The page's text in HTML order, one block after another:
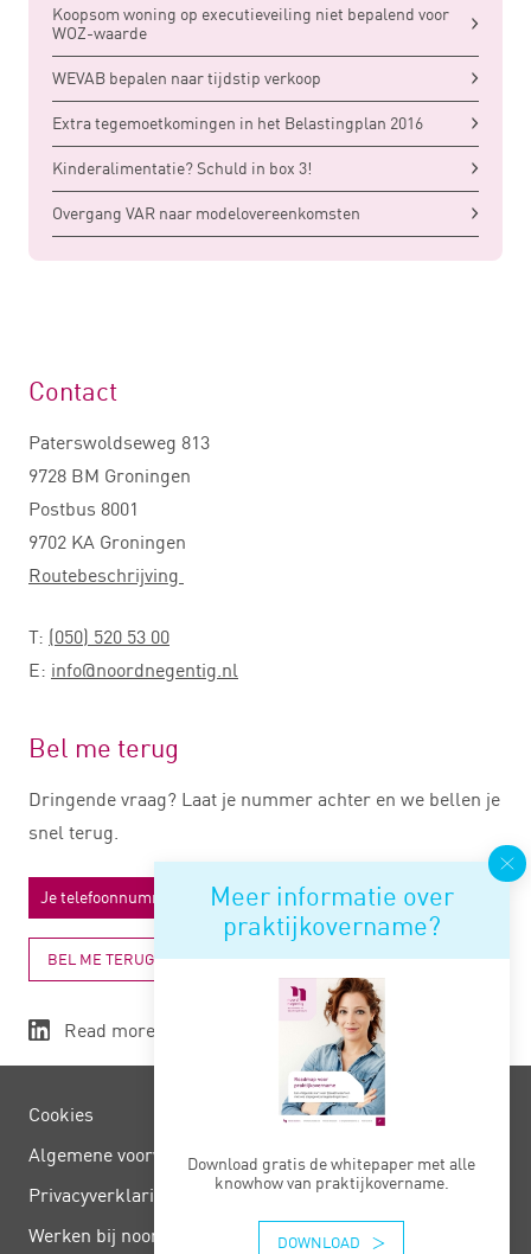
Koopsom woning op executieveiling niet bepalend voor
WOZ-waarde
WEVAB bepalen naar tijdstip verkoop
Extra tegemoetkomingen in het Belastingplan 2016
Kinderalimentatie? Schuld in box 3!
Overgang VAR naar modelovereenkomsten
Meer informatie over
praktijkovername?
Download gratis de whitepaper met alle
knowhow van praktijkovername.
DOWNLOAD
Contact
Paterswoldseweg 813
9728 BM Groningen
Postbus 8001
9702 KA Groningen
Routebeschrijving
T: (050) 520 53 00
E: info@noordnegentig.nl
Bel me terug
Dringende vraag? Laat je nummer achter en we bellen je
snel terug.
BEL ME TERUG
Read more
Cookies
Algemene voorwaarden
Privacy­verklaring
Werken bij noord negentig